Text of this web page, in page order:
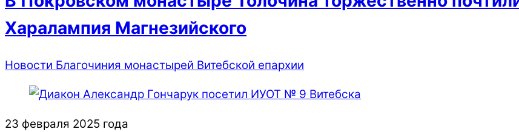
Харалампия Магнезийского
Новости Благочиния монастырей Витебской епархии
23 февраля 2025 года